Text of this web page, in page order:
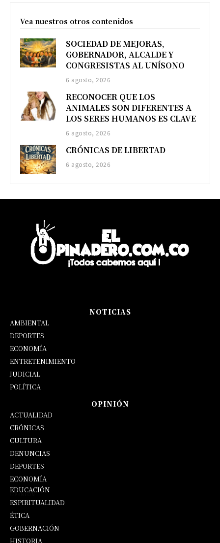
Vea nuestros otros contenidos
SOCIEDAD DE MEJORAS,
GOBERNADOR, ALCALDE Y
CONGRESISTAS AL UNÍSONO
6 agosto, 2026
RECONOCER QUE LOS
ANIMALES SON DIFERENTES A
LOS SERES HUMANOS ES CLAVE
6 agosto, 2026
CRÓNICAS DE LIBERTAD
6 agosto, 2026
NOTICIAS
AMBIENTAL
DEPORTES
ECONOMÍA
ENTRETENIMIENTO
JUDICIAL
POLÍTICA
OPINIÓN
ACTUALIDAD
CRÓNICAS
CULTURA
DENUNCIAS
DEPORTES
ECONOMÍA
OPINIÓN
EDUCACIÓN
ESPIRITUALIDAD
ÉTICA
GOBERNACIÓN
HISTORIA